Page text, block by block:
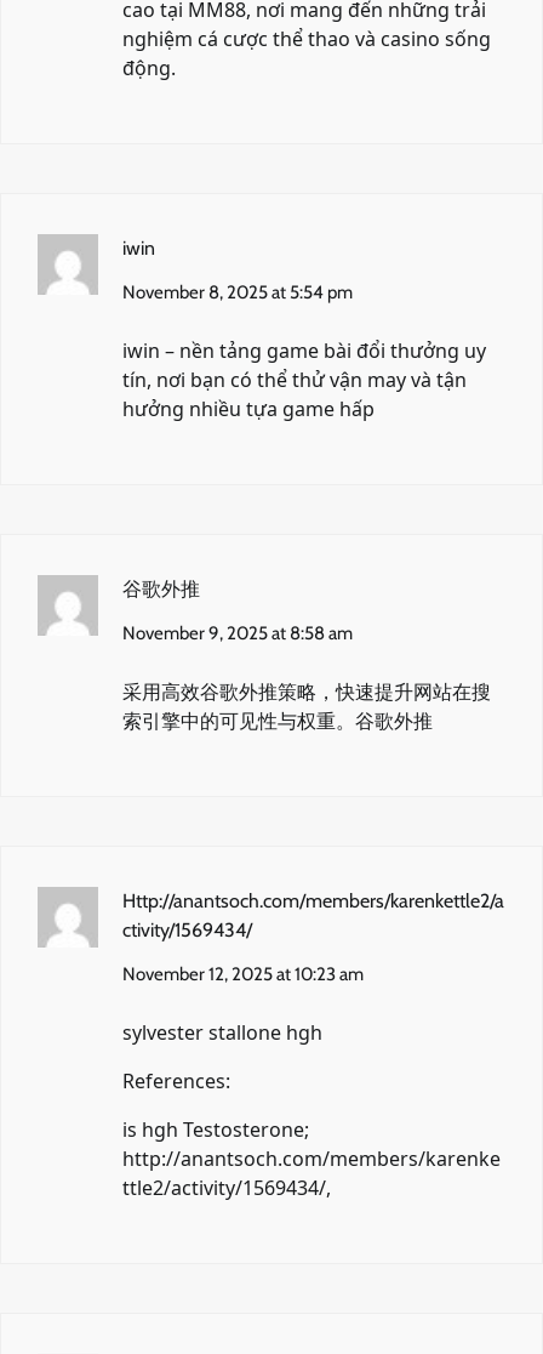
cao tại MM88, nơi mang đến những trải
nghiệm cá cược thể thao và casino sống
động.
iwin
November 8, 2025 at 5:54 pm
iwin – nền tảng game bài đổi thưởng uy
tín, nơi bạn có thể thử vận may và tận
hưởng nhiều tựa game hấp
谷歌外推
November 9, 2025 at 8:58 am
采用高效谷歌外推策略，快速提升网站在搜
索引擎中的可见性与权重。 谷歌外推
Http://anantsoch.com/members/karenkettle2/a
ctivity/1569434/
November 12, 2025 at 10:23 am
sylvester stallone hgh
References:
is hgh Testosterone;
http://anantsoch.com/members/karenke
ttle2/activity/1569434/,